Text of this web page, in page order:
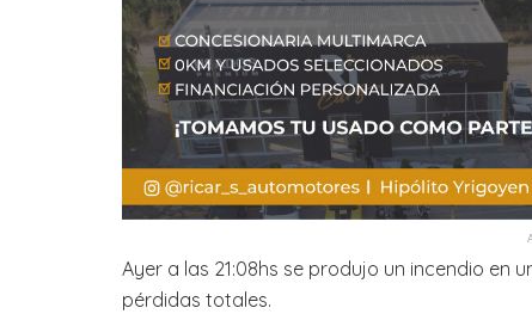
Ayer a las 21:08hs se produjo un incendio en
pérdidas totales.